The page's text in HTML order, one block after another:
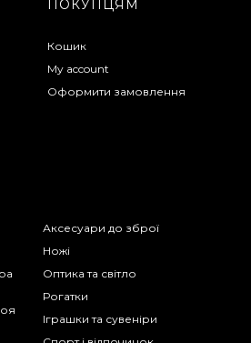
ПОКУПЦЯМ
Кошик
My account
Оформити замовлення
Аксесуари до зброї
Ножі
Оптика та світло
Рогатки
Іграшки та сувеніри